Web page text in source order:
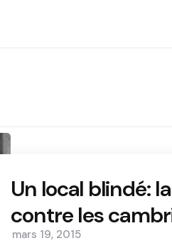
Un local blindé:
contre les
mars 19, 2015